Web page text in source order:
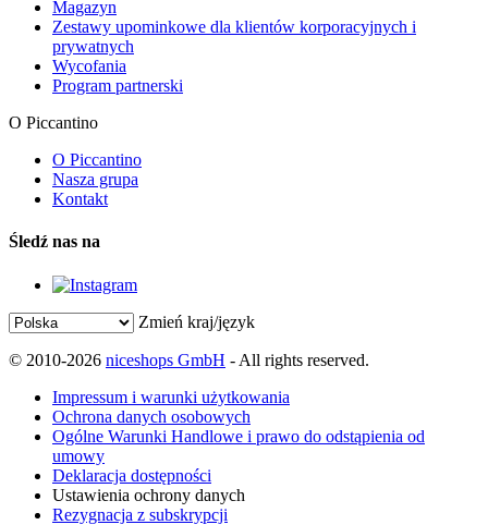
Magazyn
Zestawy upominkowe dla klientów korporacyjnych i
prywatnych
Wycofania
Program partnerski
O Piccantino
O Piccantino
Nasza grupa
Kontakt
Śledź nas na
Zmień kraj/język
© 2010-2026 niceshops GmbH - All rights reserved.
Impressum i warunki użytkowania
Ochrona danych osobowych
Ogólne Warunki Handlowe i prawo do odstąpienia od
umowy
Deklaracja dostępności
Ustawienia ochrony danych
Rezygnacja z subskrypcji